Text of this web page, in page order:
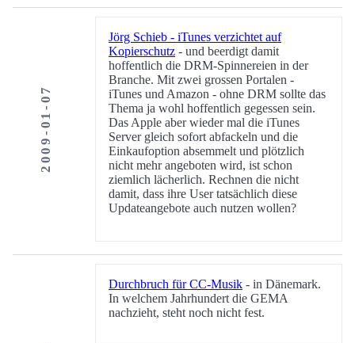
2009-01-07
Jörg Schieb - iTunes verzichtet auf
Kopierschutz - und beerdigt damit
hoffentlich die DRM-Spinnereien in der
Branche. Mit zwei grossen Portalen -
iTunes und Amazon - ohne DRM sollte das
Thema ja wohl hoffentlich gegessen sein.
Das Apple aber wieder mal die iTunes
Server gleich sofort abfackeln und die
Einkaufoption absemmelt und plötzlich
nicht mehr angeboten wird, ist schon
ziemlich lächerlich. Rechnen die nicht
damit, dass ihre User tatsächlich diese
Updateangebote auch nutzen wollen?
Durchbruch für CC-Musik - in Dänemark.
In welchem Jahrhundert die GEMA
nachzieht, steht noch nicht fest.